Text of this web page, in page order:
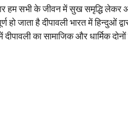
हम सभी के जीवन में सुख समृद्धि लेकर
जाता है दीपावली भारत में हिन्दुओं
दीपावली का सामाजिक और धार्मिक